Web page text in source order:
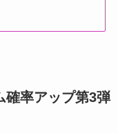
確率アップ第3弾